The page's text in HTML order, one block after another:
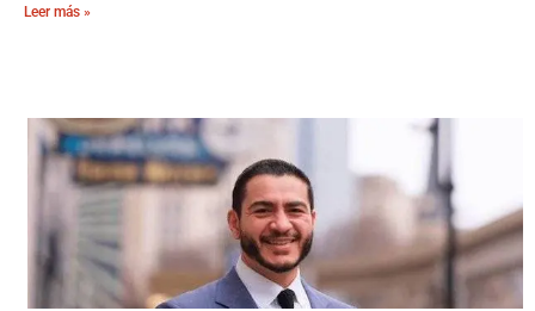
Leer más »